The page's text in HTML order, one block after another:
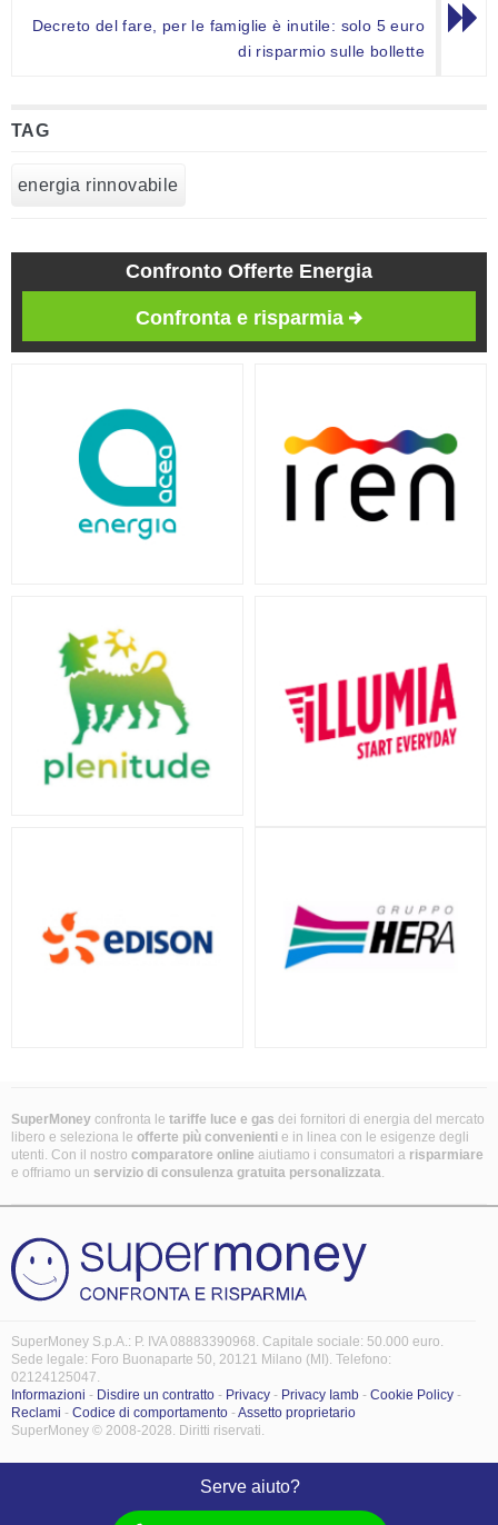
Decreto del fare, per le famiglie è inutile: solo 5 euro
di risparmio sulle bollette
TAG
energia rinnovabile
Confronto Offerte Energia
Confronta e risparmia
SuperMoney confronta le tariffe luce e gas dei fornitori di energia del mercato
libero e seleziona le offerte più convenienti e in linea con le esigenze degli
utenti. Con il nostro comparatore online aiutiamo i consumatori a risparmiare
e offriamo un servizio di consulenza gratuita personalizzata.
SuperMoney S.p.A.: P. IVA 08883390968. Capitale sociale: 50.000 euro.
Sede legale: Foro Buonaparte 50, 20121 Milano (MI). Telefono:
02124125047.
Informazioni - Disdire un contratto - Privacy - Privacy Iamb - Cookie Policy -
Reclami - Codice di comportamento -Assetto proprietario
SuperMoney © 2008-2028. Diritti riservati.
Serve aiuto?